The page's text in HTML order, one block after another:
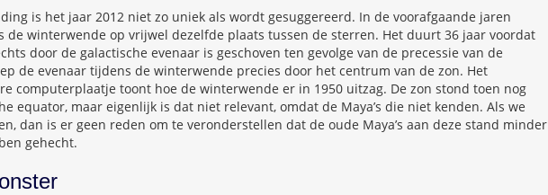
is het jaar 2012 niet zo uniek als wordt gesuggereerd. In de voorafgaande jaren
de winterwende op vrijwel dezelfde plaats tussen de sterren. Het duurt 36 jaar voordat
door de galactische evenaar is geschoven ten gevolge van de precessie van de
de evenaar tijdens de winterwende precies door het centrum van de zon. Het
computerplaatje toont hoe de winterwende er in 1950 uitzag. De zon stond toen nog
equator, maar eigenlijk is dat niet relevant, omdat de Maya’s die niet kenden. Als we
dan is er geen reden om te veronderstellen dat de oude Maya’s aan deze stand minder
gehecht.